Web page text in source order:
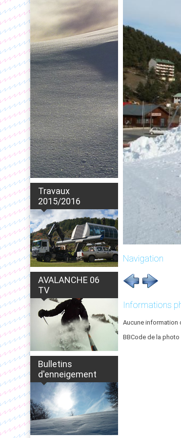
Travaux
2015/2016
AVALANCHE 06
TV
Bulletins
d'enneigement
Navigation
Informations
Aucune information
BBCode de la